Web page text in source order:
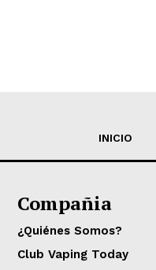
INICIO
Compañia
¿Quiénes Somos?
Club Vaping Today